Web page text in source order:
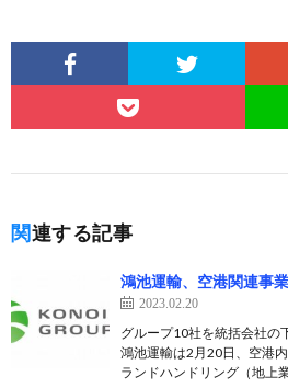
関連する記事
鴻池運輸、空港関連事
2023.02.20
グループ10社を統括会社の
鴻池運輸は2月20日、空港
ランドハンドリング（地上